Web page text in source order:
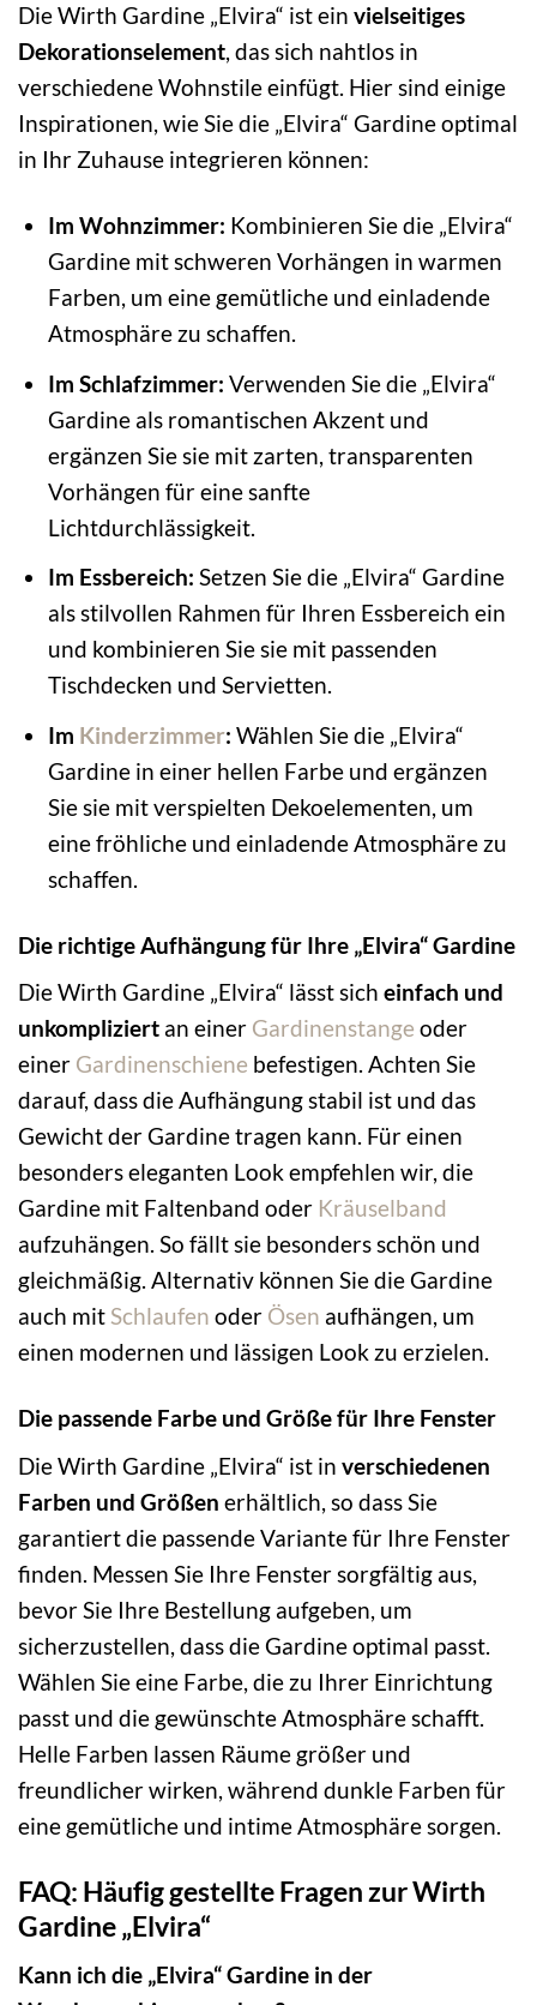
Die Wirth Gardine „Elvira“ ist ein vielseitiges
Dekorationselement, das sich nahtlos in
verschiedene Wohnstile einfügt. Hier sind einige
Inspirationen, wie Sie die „Elvira“ Gardine optimal
in Ihr Zuhause integrieren können:
Im Wohnzimmer: Kombinieren Sie die „Elvira“
Gardine mit schweren Vorhängen in warmen
Farben, um eine gemütliche und einladende
Atmosphäre zu schaffen.
Im Schlafzimmer: Verwenden Sie die „Elvira“
Gardine als romantischen Akzent und
ergänzen Sie sie mit zarten, transparenten
Vorhängen für eine sanfte
Lichtdurchlässigkeit.
Im Essbereich: Setzen Sie die „Elvira“ Gardine
als stilvollen Rahmen für Ihren Essbereich ein
und kombinieren Sie sie mit passenden
Tischdecken und Servietten.
Im Kinderzimmer: Wählen Sie die „Elvira“
Gardine in einer hellen Farbe und ergänzen
Sie sie mit verspielten Dekoelementen, um
eine fröhliche und einladende Atmosphäre zu
schaffen.
Die richtige Aufhängung für Ihre „Elvira“ Gardine
Die Wirth Gardine „Elvira“ lässt sich einfach und
unkompliziert an einer Gardinenstange oder
einer Gardinenschiene befestigen. Achten Sie
darauf, dass die Aufhängung stabil ist und das
Gewicht der Gardine tragen kann. Für einen
besonders eleganten Look empfehlen wir, die
Gardine mit Faltenband oder Kräuselband
aufzuhängen. So fällt sie besonders schön und
gleichmäßig. Alternativ können Sie die Gardine
auch mit Schlaufen oder Ösen aufhängen, um
einen modernen und lässigen Look zu erzielen.
Die passende Farbe und Größe für Ihre Fenster
Die Wirth Gardine „Elvira“ ist in verschiedenen
Farben und Größen erhältlich, so dass Sie
garantiert die passende Variante für Ihre Fenster
finden. Messen Sie Ihre Fenster sorgfältig aus,
bevor Sie Ihre Bestellung aufgeben, um
sicherzustellen, dass die Gardine optimal passt.
Wählen Sie eine Farbe, die zu Ihrer Einrichtung
passt und die gewünschte Atmosphäre schafft.
Helle Farben lassen Räume größer und
freundlicher wirken, während dunkle Farben für
eine gemütliche und intime Atmosphäre sorgen.
FAQ: Häufig gestellte Fragen zur Wirth
Gardine „Elvira“
Kann ich die „Elvira“ Gardine in der